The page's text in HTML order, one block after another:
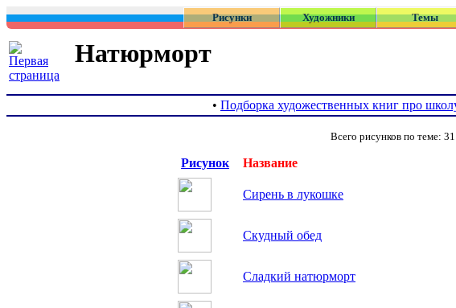
Рисунки Художники Темы
Натюрморт
• Подборка художественных книг про
Всего рисунков по теме:
Рисунок Название
Сирень в лукошке
Скудный обед
Сладкий натюрморт